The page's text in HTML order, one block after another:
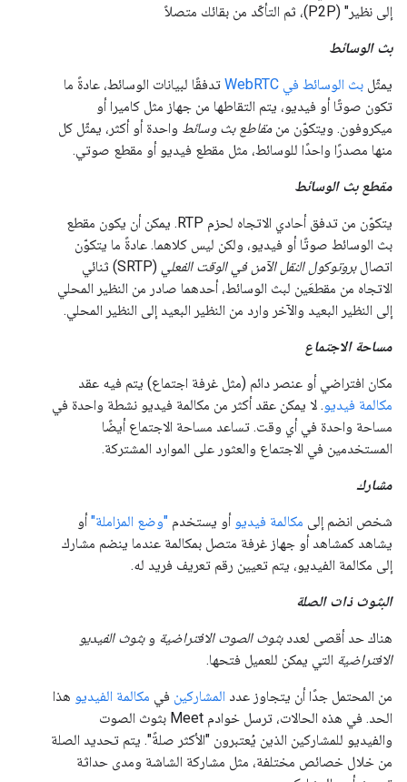
إلى نظير" (P2P)، ثم التأكّد من بقائك متصلاً
بث الوسائط
يمثّل بث الوسائط في WebRTC
تدفقًا لبيانات الوسائط، عادةً ما
تكون صوتًا أو فيديو، يتم التقاطها من جهاز مثل كاميرا أو
ميكروفون. ويتكوّن من مقاطع بث وسائط واحدة أو أكثر، يمثّل كل
منها مصدرًا واحدًا للوسائط، مثل مقطع فيديو أو مقطع صوتي.
مقطع بث الوسائط
يتكوّن من تدفق أحادي الاتجاه لحزم RTP. يمكن أن يكون مقطع
بث الوسائط صوتًا أو فيديو، ولكن ليس كلاهما. عادةً ما يتكوّن
اتصالبروتوكول النقل الآمن في الوقت الفعلي
(SRTP) ثنائي
الاتجاه من مقطعَين لبث الوسائط، أحدهما صادر من النظير المحلي
إلى النظير البعيد والآخر وارد من النظير البعيد إلى النظير المحلي.
مساحة الاجتماع
مكان افتراضي أو عنصر دائم (مثل غرفة اجتماع) يتم فيه عقد
مكالمة فيديو. لا يمكن عقد أكثر من مكالمة فيديو نشطة واحدة في
مساحة واحدة في أي وقت. تساعد مساحة الاجتماع أيضًا
المستخدمين في الاجتماع والعثور على الموارد المشتركة.
مشارك
شخص انضم إلى مكالمة فيديو أو يستخدم "وضع المزاملة"أو
يشاهد كمشاهد أو جهاز غرفة متصل بمكالمة عندما ينضم مشارك
إلى مكالمة الفيديو، يتم تعيين رقم تعريف فريد له.
البثوث ذات الصلة
هناك حد أقصى لعددبثوث الصوت الافتراضية وبثوث الفيديو
الافتراضية التي يمكن للعميل فتحها.
من المحتمل جدًا أن يتجاوز عدد المشاركين في مكالمة الفيديو هذا
الحد. في هذه الحالات، ترسل خوادم Meet بثوث الصوت
والفيديو للمشاركين الذين يُعتبرون "الأكثر صلةً". يتم تحديد الصلة
من خلال خصائص مختلفة، مثل مشاركة الشاشة ومدى حداثة